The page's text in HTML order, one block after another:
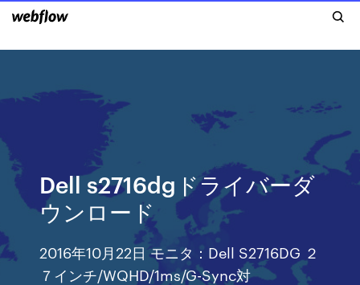
Dell s2716dgドライバーダ
ウンロード
2016年10月22日 モニタ：Dell S2716DG ２
７インチ/WQHD/1ms/G-Sync対